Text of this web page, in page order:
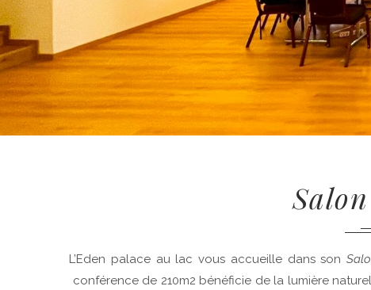
L’Eden palace au lac vous accueille dans son
conférence de 210m2 bénéficie de la lumière